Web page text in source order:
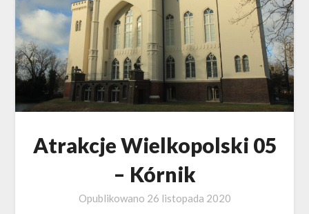
Atrakcje Wielkopolski 05
– Kórnik
Opublikowano 26 listopada 2020